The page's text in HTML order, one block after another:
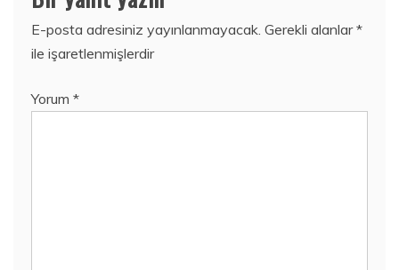
E-posta adresiniz yayınlanmayacak. Gerekli alanlar*
ile işaretlenmişlerdir
Yorum *